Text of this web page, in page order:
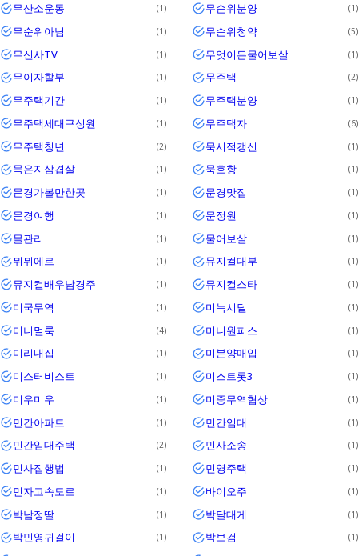
무산소운동 1 무순위분양 1
무순위아님 1 무순위청약 5
무신사TV 1 무엇이든물어보살 1
무이자할부 1 무주택 2
무주택기간 1 무주택분양 1
무주택세대구성원 1 무주택자 6
무주택청년 2 묵시적갱신 1
묵은지삼겹살 1 묵호항 1
문경가볼만한곳 1 문경맛집 1
문경여행 1 문정원 1
물관리 1 물어보살 1
뮈뮈에르 1 뮤지컬대부 1
뮤지컬배우남경주 1 뮤지컬스타 1
미국무역 1 미녹시딜 1
미니멀룩 4 미니원피스 1
미리내집 1 미분양매입 1
미스터비스트 1 미스트롯3 1
미우미우 1 미중무역협상 1
민간아파트 1 민간임대 1
민간임대주택 2 민사소송 1
민사집행법 1 민영주택 1
민자고속도로 1 바이오주 1
박남정딸 1 박달대게 1
박민영귀걸이 1 박보검 1